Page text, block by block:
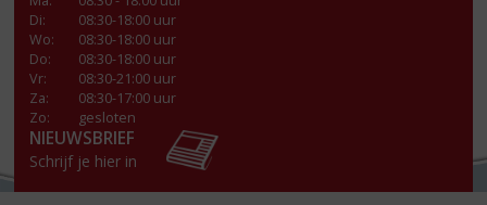
Di:
08:30-18:00 uur
Wo:
08:30-18:00 uur
Do:
08:30-18:00 uur
Vr:
08:30-21:00 uur
Za:
08:30-17:00 uur
Zo:
gesloten
NIEUWSBRIEF
Schrijf je hier in